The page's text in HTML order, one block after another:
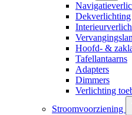
Dekverlichting
Hoofd- &
Tafellantaarns
Adapters
Dimmers
Verlichting
Stroomvoorziening